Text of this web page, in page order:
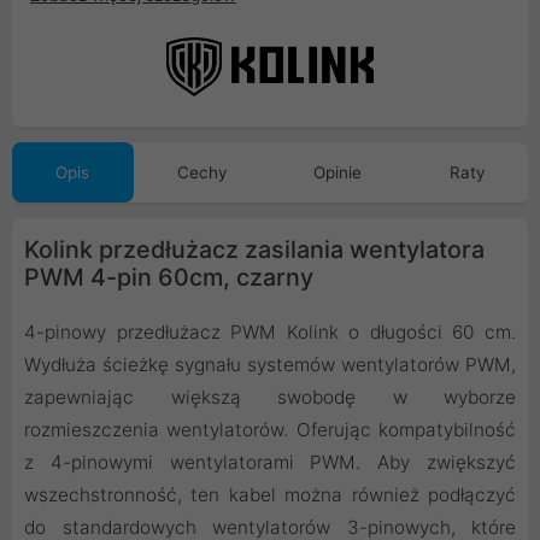
Opis Cechy Opinie Raty
Kolink przedłużacz zasilania wentylatora
PWM 4-pin 60cm, czarny
4-pinowy przedłużacz PWM Kolink o długości 60 cm.
Wydłuża ścieżkę sygnału systemów wentylatorów PWM,
zapewniając większą swobodę w wyborze
rozmieszczenia wentylatorów. Oferując kompatybilność
z 4-pinowymi wentylatorami PWM. Aby zwiększyć
wszechstronność, ten kabel można również podłączyć
do standardowych wentylatorów 3-pinowych, które